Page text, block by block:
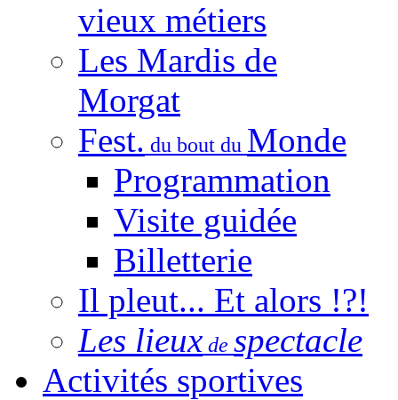
vieux métiers
Les Mardis de
Morgat
Fest. du bout du Monde
Programmation
Visite guidée
Billetterie
Il pleut... Et alors !?!
Les lieux de spectacle
Activités sportives